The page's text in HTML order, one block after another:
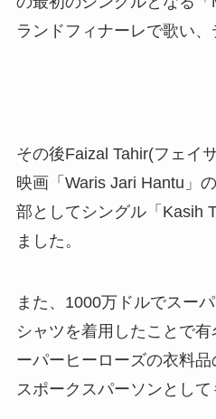
ランドフィナーレで歌い、
その後Faizal Tahir(フェイ
映画「Waris Jari Hantu」
部としてシングル「Kasih
ました。
また、1000万ドルでスー
シャツを着用したことで
ーパーヒーローズの衣料
スポークスパーソンとして